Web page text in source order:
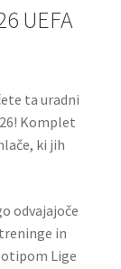
UEFA
ta uradni
Komplet
ki jih
odvajajoče
in
Lige